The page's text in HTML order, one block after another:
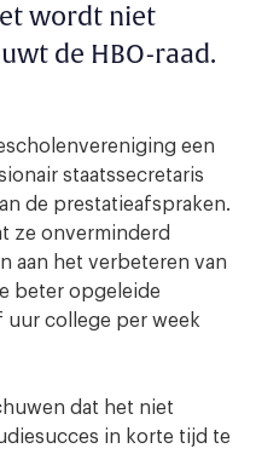
wordt niet
de HBO-raad.
een
staatssecretaris
de prestatieafspraken.
ze onverminderd
aan het verbeteren van
beter opgeleide
uur college per week
dat het niet
in korte tijd te